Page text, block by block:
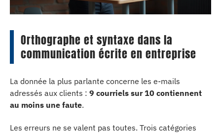
Orthographe et syntaxe dans la
communication écrite en entreprise
La donnée la plus parlante concerne les e-mails
adressés aux clients : 9 courriels sur 10 contiennent
au moins une faute.
Les erreurs ne se valent pas toutes. Trois catégories